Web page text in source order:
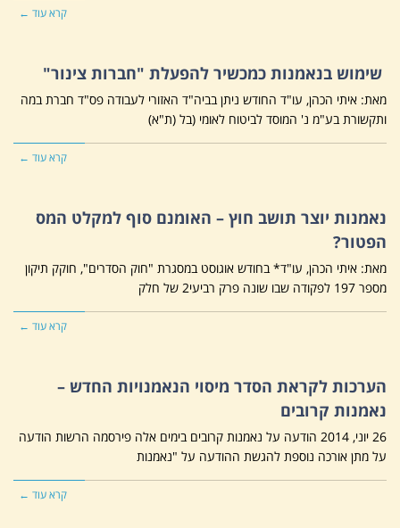
קרא עוד ←
שימוש בנאמנות כמכשיר להפעלת "חברות צינור"
מאת: איתי הכהן, עו"ד החודש ניתן בביה"ד האזורי לעבודה פס"ד חברת במה
ותקשורת בע"מ נ' המוסד לביטוח לאומי (בל (ת"א)
קרא עוד ←
נאמנות יוצר תושב חוץ – האומנם סוף למקלט המס
הפטור?
מאת: איתי הכהן, עו"ד* בחודש אוגוסט במסגרת "חוק הסדרים", חוקק תיקון
מספר 197 לפקודה שבו שונה פרק רביעי2 של חלק
קרא עוד ←
הערכות לקראת הסדר מיסוי הנאמנויות החדש –
נאמנות קרובים
26 יוני, 2014 הודעה על נאמנות קרובים בימים אלה פירסמה הרשות הודעה
על מתן אורכה נוספת להגשת ההודעה על "נאמנות
קרא עוד ←